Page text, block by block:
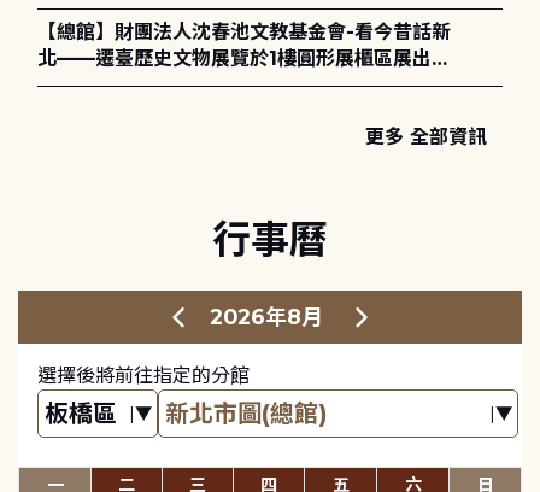
【總館】財團法人沈春池文教基金會-看今昔話新
北——遷臺歷史文物展覽於1樓圓形展櫃區展出，
歡迎一同觀展！
更多 全部資訊
行事曆
2026年8月
選擇後將前往指定的分館
一 二 三 四 五 六 日